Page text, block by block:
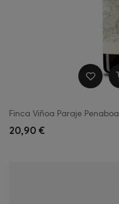
Finca Viñoa Paraje Penaboa
20,90 €